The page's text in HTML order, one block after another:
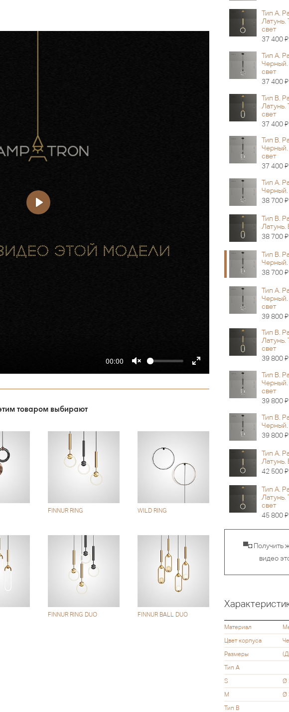
00:00
товаром выбирают
FINNUR RING WILD RING
FINNUR RING DUO FINNUR BALL DUO
Тип А.
Латунь.
свет
37 400Я
Тип А.
Черный.
свет
37 400Я
Тип B.
Латунь.
свет
37 400Я
Тип B.
Черный.
свет
37 400Я
Тип А.
Черный.
38 700Я
Тип B.
Латунь.
38 700Я
Тип B.
Черный.
38 700Я
Тип А.
Черный.
свет
39 800Я
Тип B.
Латунь.
свет
39 800Я
Тип B.
Черный.
свет
39 800Я
Тип B.
Черный.
39 800Я
Тип А.
Латунь.
42 500Я
Тип А.
Латунь.
свет
45 800Я
▀◘ Получить
видео
Материал
Цвет корпуса
Размеры
Тип A
S
Ø
M
Ø
Тип B